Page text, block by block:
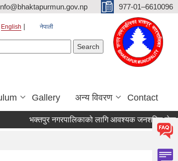
977-01–6610096
English नेपाली
Gallery अन्य विवरण Contact
भक्तपुर नगरपालिकाको लागि आवश्यक जनशक्ति सेवा